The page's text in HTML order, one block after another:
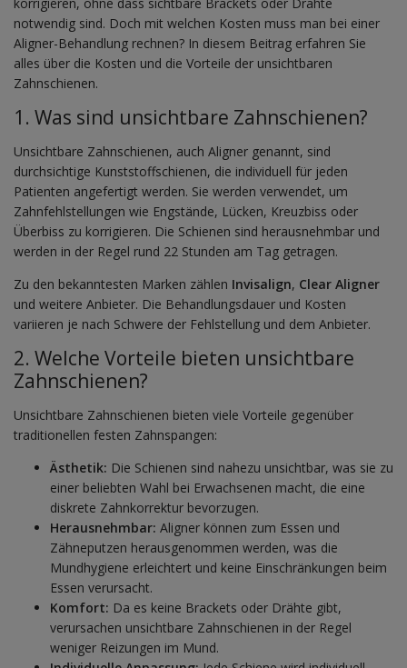
notwendig sind. Doch mit welchen Kosten muss man bei einer
Aligner-Behandlung rechnen? In diesem Beitrag erfahren Sie
alles über die Kosten und die Vorteile der unsichtbaren
Zahnschienen.
1. Was sind unsichtbare Zahnschienen?
Unsichtbare Zahnschienen, auch Aligner genannt, sind
durchsichtige Kunststoffschienen, die individuell für jeden
Patienten angefertigt werden. Sie werden verwendet, um
Zahnfehlstellungen wie Engstände, Lücken, Kreuzbiss oder
Überbiss zu korrigieren. Die Schienen sind herausnehmbar und
werden in der Regel rund 22 Stunden am Tag getragen.
Zu den bekanntesten Marken zählen Invisalign, Clear Aligner
und weitere Anbieter. Die Behandlungsdauer und Kosten
variieren je nach Schwere der Fehlstellung und dem Anbieter.
2. Welche Vorteile bieten unsichtbare
Zahnschienen?
Unsichtbare Zahnschienen bieten viele Vorteile gegenüber
traditionellen festen Zahnspangen:
Ästhetik: Die Schienen sind nahezu unsichtbar, was sie zu
einer beliebten Wahl bei Erwachsenen macht, die eine
diskrete Zahnkorrektur bevorzugen.
Herausnehmbar: Aligner können zum Essen und
Zähneputzen herausgenommen werden, was die
Mundhygiene erleichtert und keine Einschränkungen beim
Essen verursacht.
Komfort: Da es keine Brackets oder Drähte gibt,
verursachen unsichtbare Zahnschienen in der Regel
weniger Reizungen im Mund.